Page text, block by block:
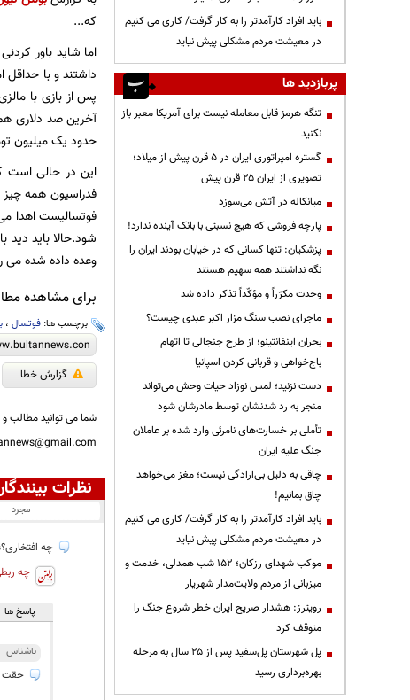
که...
داشتند و با حداقل
پس از بازی با
حدود یک میلیون
این در حالی است
فدراسیون همه چیز
فوتسالیست اهدا
شود.حالا باید دید
وعده داده شده می
برای مشاهده
برچسب ها: فوتسال،
گزارش خطا
شما می توانید مطالب و
نظرات
مجرد
چه
چه
پاسخ ها
ناشناس
حقت
باید افراد کارآمدتر را به کار گرفت/ کاری می کنیم
در معیشت مردم مشکلی پیش نیاید
پربازدید ها
تنگه هرمز قابل معامله نیست برای آمریکا معبر باز
نکنید
گستره امپراتوری ایران در ۵ قرن پیش از میلاد؛
تصویری از ایران ۲۵ قرن پیش
میانکاله در آتش می‌سوزد
پارچه فروشی که هیچ نسبتی با بانک آینده ندارد!
پزشکیان: تنها کسانی که در خیابان بودند ایران را
نگه نداشتند همه سهیم هستند
وحدت مکرّراً و مؤکّداً تذکر داده شد
ماجرای نصب سنگ مزار اکبر عبدی چیست؟
بحران اینفانتینو؛ از طرح جنجالی تا اتهام
باج‌خواهی و قربانی کردن اسپانیا
دست نزنید؛ لمس نوزاد حیات وحش می‌تواند
منجر به رد شدنشان توسط مادرشان شود
تأملی بر خسارت‌های نامرئی وارد شده بر عاملان
جنگ علیه ایران
چاقی به دلیل بی‌ارادگی نیست؛ مغز می‌خواهد
چاق بمانیم!
باید افراد کارآمدتر را به کار گرفت/ کاری می کنیم
در معیشت مردم مشکلی پیش نیاید
موکب شهدای رزکان؛ ۱۵۲ شب همدلی، خدمت و
میزبانی از مردم ولایت‌مدار شهریار
رویترز: هشدار صریح ایران خطر شروع جنگ را
متوقف کرد
پل شهرستان پل‌سفید پس از ۲۵ سال به مرحله
بهره‌برداری رسید